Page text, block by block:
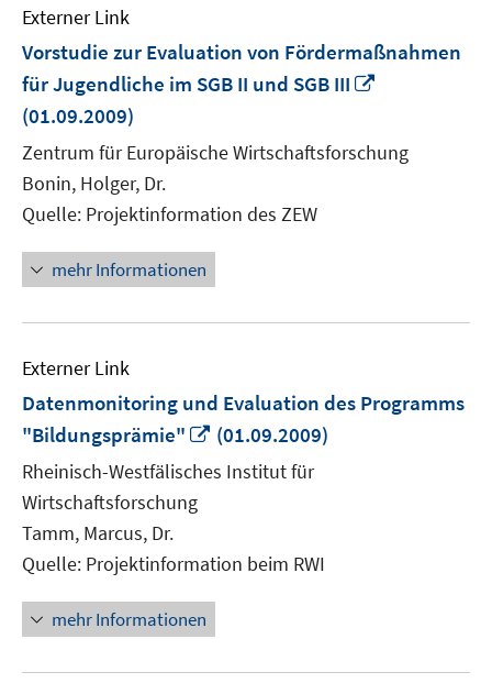
Externer Link
Vorstudie zur Evaluation von Fördermaßnahmen
für Jugendliche im SGB II und SGB III
öffnen
(01.09.2009)
Zentrum für Europäische Wirtschaftsforschung
Bonin, Holger, Dr.
Quelle: Projektinformation des ZEW
mehr Informationen
Externer Link
Datenmonitoring und Evaluation des Programms
"Bildungsprämie"
In
neuem
Fenster
(01.09.2009)
Rheinisch-Westfälisches Institut für
Wirtschaftsforschung
Tamm, Marcus, Dr.
Quelle: Projektinformation beim RWI
mehr Informationen